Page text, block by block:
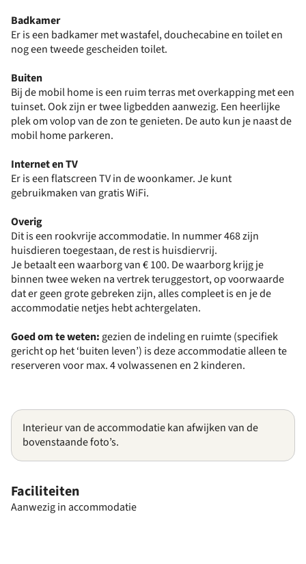
Badkamer
Er is een badkamer met wastafel, douchecabine en toilet en
nog een tweede gescheiden toilet.
Buiten
Bij de mobil home is een ruim terras met overkapping met een
tuinset. Ook zijn er twee ligbedden aanwezig. Een heerlijke
plek om volop van de zon te genieten. De auto kun je naast de
mobil home parkeren.
Internet en TV
Er is een flatscreen TV in de woonkamer. Je kunt
gebruikmaken van gratis WiFi.
Overig
Dit is een rookvrije accommodatie. In nummer 468 zijn
huisdieren toegestaan, de rest is huisdiervrij.
Je betaalt een waarborg van € 100. De waarborg krijg je
binnen twee weken na vertrek teruggestort, op voorwaarde
dat er geen grote gebreken zijn, alles compleet is en je de
accommodatie netjes hebt achtergelaten.
Goed om te weten: gezien de indeling en ruimte (specifiek
gericht op het ‘buiten leven’) is deze accommodatie alleen te
reserveren voor max. 4 volwassenen en 2 kinderen.
Interieur van de accommodatie kan afwijken van de
bovenstaande foto’s.
Faciliteiten
Aanwezig in accommodatie